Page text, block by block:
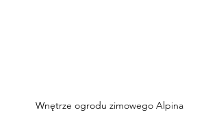
Wnętrze ogrodu zimowego Alpina